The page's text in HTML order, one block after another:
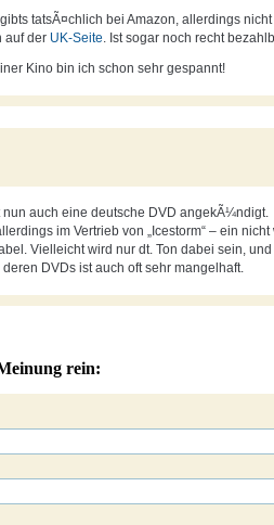
tatsÃ¤chlich bei Amazon, allerdings
auf der UK-Seite. Ist sogar noch recht
Kino bin ich schon sehr gespannt!
nun auch eine deutsche DVD angekÃ¼ndigt.
im Vertrieb von „Icestorm“ – ein
Vielleicht wird nur dt. Ton dabei sein,
DVDs ist auch oft sehr mangelhaft.
rein: